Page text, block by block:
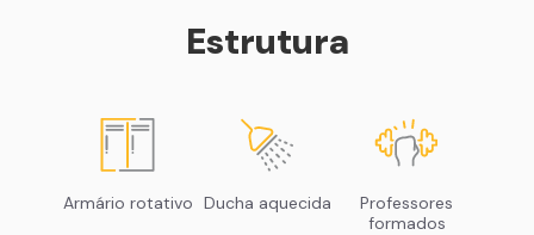
Estrutura
Armário rotativo Ducha aquecida
Professores
formados